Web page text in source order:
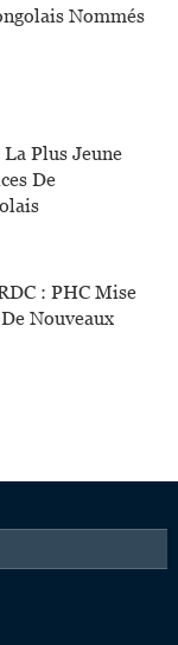
Nommés
Plus Jeune
De
: PHC Mise
Nouveaux